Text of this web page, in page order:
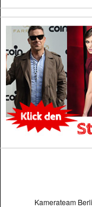
Kamerateam